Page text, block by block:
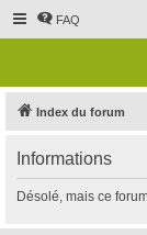
FAQ
Index du forum
Informations
Désolé, mais ce